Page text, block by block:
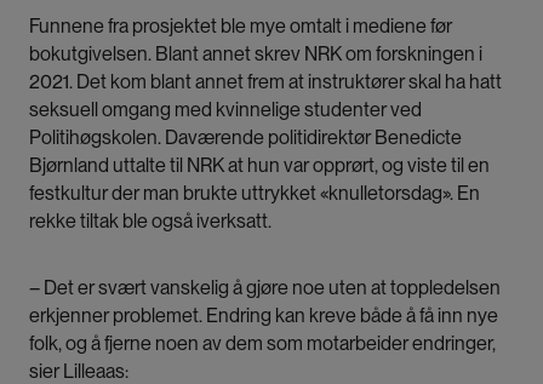
Funnene fra prosjektet ble mye omtalt i mediene før
bokutgivelsen. Blant annet skrev NRK om forskningen i
2021. Det kom blant annet frem at instruktører skal ha hatt
seksuell omgang med kvinnelige studenter ved
Politihøgskolen. Daværende politidirektør Benedicte
Bjørnland uttalte til NRK at hun var opprørt, og viste til en
festkultur der man brukte uttrykket «knulletorsdag». En
rekke tiltak ble også iverksatt.
– Det er svært vanskelig å gjøre noe uten at toppledelsen
erkjenner problemet. Endring kan kreve både å få inn nye
folk, og å fjerne noen av dem som motarbeider endringer,
sier Lilleaas: